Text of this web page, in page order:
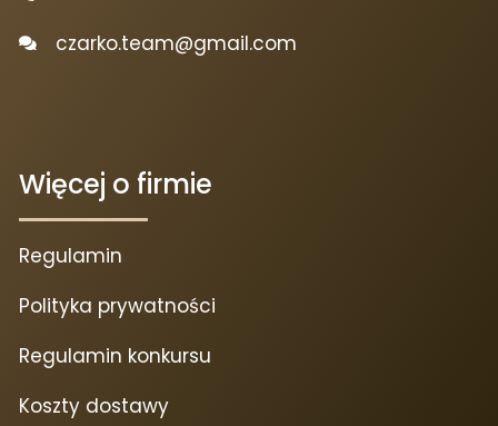
czarko.team@gmail.com
Więcej o firmie
Regulamin
Polityka prywatności
Regulamin konkursu
Koszty dostawy